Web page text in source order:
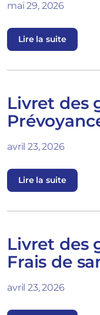
mai 29, 2026
Lire la suite
Livret des
avril 23, 2026
Lire la suite
Livret des
Frais de
avril 23, 2026